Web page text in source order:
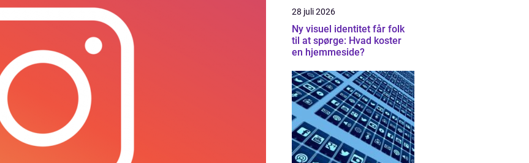
28 juli 2026
Ny visuel identitet får folk
til at spørge: Hvad koster
en hjemmeside?